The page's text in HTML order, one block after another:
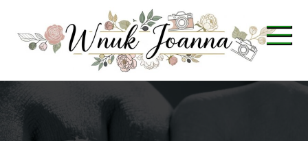
content
Wnuk Joanna